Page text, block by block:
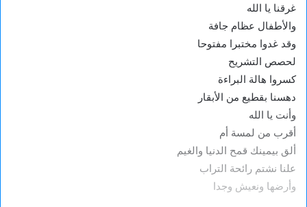
غرقنا يا الله
والأطفال عظام جافة
وقد غدوا مختبرا مفتوحا
لحصص التشريح
كسروا هالة البراءة
دهسنا بقطيع من الأبقار
وأنت يا الله
أقرب من لمسة أم
ألق بيمينك قمح الدنيا والغيم
علنا نشتم رائحة التراب
وأرضها ونعيش وجدا